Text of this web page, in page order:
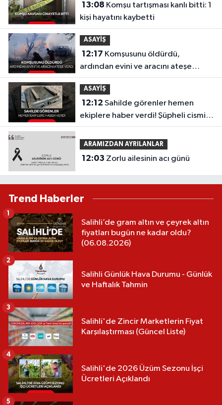
13:08
kişi hayatını kaybetti
ASAYİŞ
12:17
ardından evini ve aracını ateşe
verdi!
ASAYİŞ
12:12
ekiplere haber verdi! Şüpheli cismin
ne olduğu ortaya çıktı
ARAMIZDAN AYRILANLAR
12:03 Zorlu ailesinin acı günü
Trend Haberler
Salihli’de gram altın ve çeyrek altın
fiyatları bugün ne kadar oldu?
(06.08.2026)
1
Salihli Günlük Hava Durumu - Günlük
ve Haftalık Tahmin
2
Salihli'de Zincir Marketlerin Fiyat
Karşılaştırması (Güncel Liste)
3
Salihli'de 2026 Üzüm Sezonu İşçi
Ücretleri Açıklandı
4
5